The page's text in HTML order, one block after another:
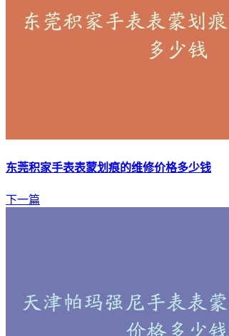
东莞积家手表表蒙划痕的维修价格多少钱
下一篇